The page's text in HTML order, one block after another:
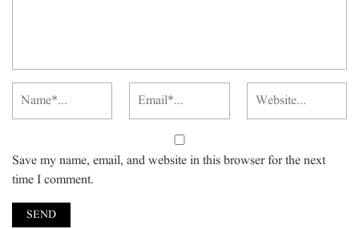
Save my name, email, and website in this browser for the next
time I comment.